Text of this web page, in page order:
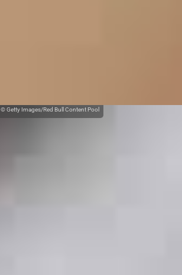
© Getty Images/Red Bull Content Pool